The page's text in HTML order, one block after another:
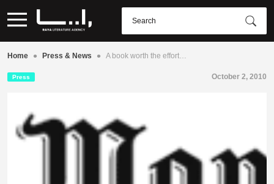
Home • Press & News • A book worth the effort…
Press October 2, 2010